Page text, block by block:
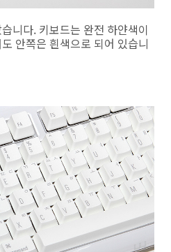
니다. 키보드는 완전 하얀색이
안쪽은 흰색으로 되어 있습니